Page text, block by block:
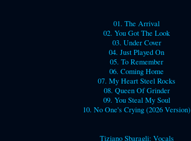
01. The Arrival
02. You Got The Look
03. Under Cover
04. Just Played On
05. To Remember
06. Coming Home
07. My Heart Steel Rocks
08. Queen Of Grinder
09. You Steal My Soul
10. No One's Crying (2026 Version)
Tiziano Sbaragli: Vocals